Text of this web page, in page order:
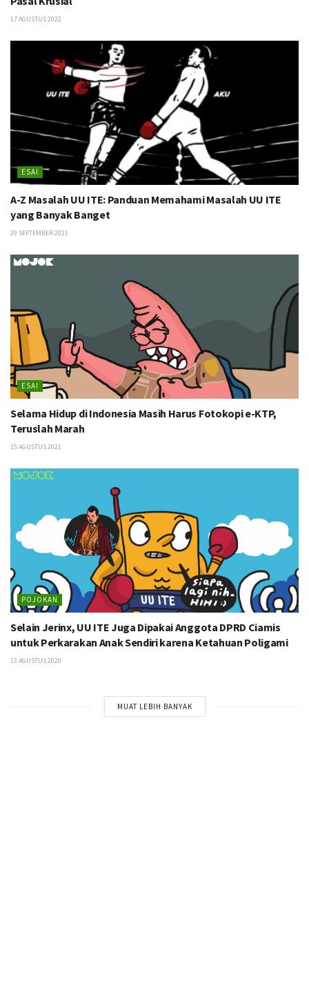
17 AGUSTUS 2022
ESAI
A-Z Masalah UU ITE: Panduan Memahami Masalah UU ITE
yang Banyak Banget
29 SEPTEMBER 2021
ESAI
Selama Hidup di Indonesia Masih Harus Fotokopi e-KTP,
Teruslah Marah
15 AGUSTUS 2021
POJOKAN
Selain Jerinx, UU ITE Juga Dipakai Anggota DPRD Ciamis
untuk Perkarakan Anak Sendiri karena Ketahuan Poligami
13 AGUSTUS 2020
MUAT LEBIH BANYAK